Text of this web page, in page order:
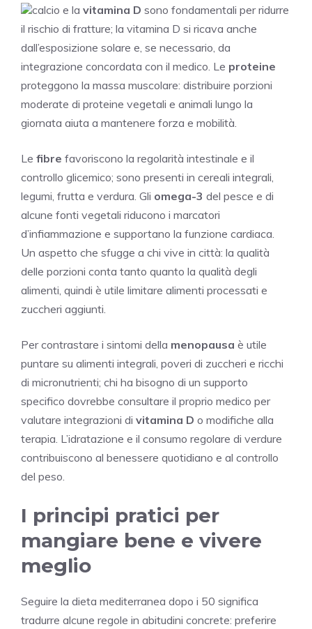
calcio e la vitamina D sono fondamentali per ridurre
il rischio di fratture; la vitamina D si ricava anche
dall’esposizione solare e, se necessario, da
integrazione concordata con il medico. Le proteine
proteggono la massa muscolare: distribuire porzioni
moderate di proteine vegetali e animali lungo la
giornata aiuta a mantenere forza e mobilità.
Le fibre favoriscono la regolarità intestinale e il
controllo glicemico; sono presenti in cereali integrali,
legumi, frutta e verdura. Gli omega-3 del pesce e di
alcune fonti vegetali riducono i marcatori
d’infiammazione e supportano la funzione cardiaca.
Un aspetto che sfugge a chi vive in città: la qualità
delle porzioni conta tanto quanto la qualità degli
alimenti, quindi è utile limitare alimenti processati e
zuccheri aggiunti.
Per contrastare i sintomi della menopausa è utile
puntare su alimenti integrali, poveri di zuccheri e ricchi
di micronutrienti; chi ha bisogno di un supporto
specifico dovrebbe consultare il proprio medico per
valutare integrazioni di vitamina D o modifiche alla
terapia. L’idratazione e il consumo regolare di verdure
contribuiscono al benessere quotidiano e al controllo
del peso.
I principi pratici per
mangiare bene e vivere
meglio
Seguire la dieta mediterranea dopo i 50 significa
tradurre alcune regole in abitudini concrete: preferire